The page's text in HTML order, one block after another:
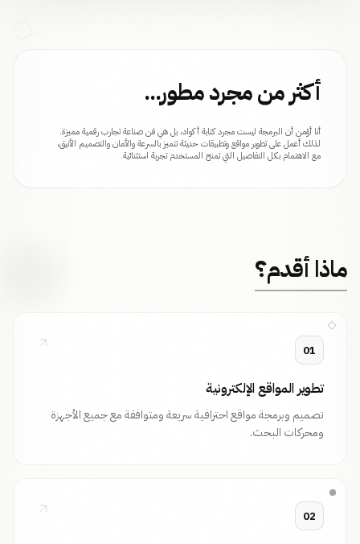
أكثر من مجرد مطور...
أنا أؤمن أن البرمجة ليست مجرد كتابة أكواد، بل هي فن صناعة تجارب رقمية مميزة.
لذلك أعمل على تطوير مواقع وتطبيقات حديثة تتميز بالسرعة والأمان والتصميم الأنيق،
مع الاهتمام بكل التفاصيل التي تمنح المستخدم تجربة استثنائية.
ماذا أقدم؟
01
تطوير المواقع الإلكترونية
تصميم وبرمجة مواقع احترافية سريعة ومتوافقة مع جميع الأجهزة
ومحركات البحث.
02